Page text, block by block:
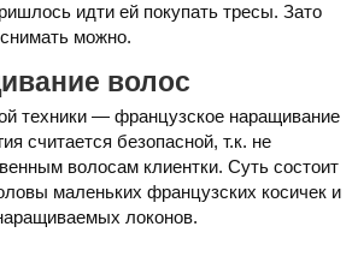
идти ей покупать тресы. Зато
можно.
волос
техники — французское наращивание
считается безопасной, т.к. не
волосам клиентки. Суть состоит
маленьких французских косичек и
локонов.